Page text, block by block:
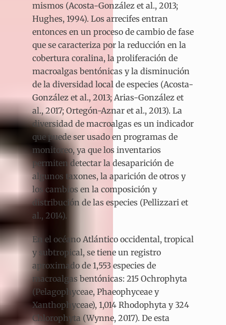
mismos (Acosta-González et al., 2013;
Hughes, 1994). Los arrecifes entran
entonces en un proceso de cambio de fase
que se caracteriza por la reducción en la
cobertura coralina, la proliferación de
macroalgas bentónicas y la disminución
de la diversidad local de especies (Acosta-
González et al., 2013; Arias-González et
al., 2017; Ortegón-Aznar et al., 2013). La
diversidad de macroalgas es un indicador
que puede ser usado en programas de
monitoreo, ya que los inventarios
permiten detectar la desaparición de
algunos taxones, la aparición de otros y
los cambios en la composición y
distribución de las especies (Pellizzari et
al., 2014).
En el océano Atlántico occidental, tropical
y subtropical, se tiene un registro
aproximado de 1,553 especies de
macroalgas bentónicas: 215 Ochrophyta
(Pelagophyceae, Phaeophyceae y
Xanthophyceae), 1,014 Rhodophyta y 324
Chlorophyta (Wynne, 2017). De esta